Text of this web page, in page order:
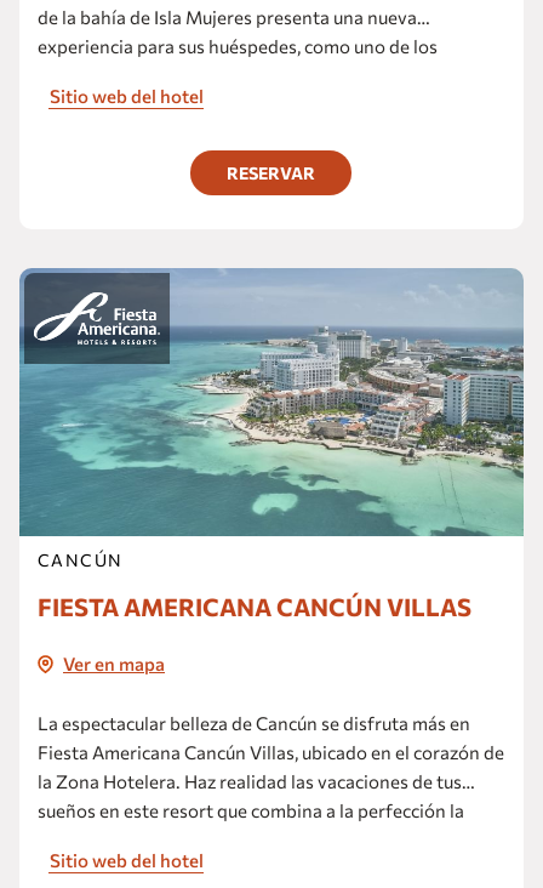
de la bahía de Isla Mujeres presenta una nueva
experiencia para sus huéspedes, como uno de los
bajo el nuevo concepto de marca, Infinite Luxury by
autor y servicio incomparable sólo que ahora combinado
con una vasta oferta de experiencias individuales.
Sitio web del hotel
RESERVAR
CANCÚN
FIESTA AMERICANA CANCÚN VILLAS
Ver en mapa
La espectacular belleza de Cancún se disfruta más en
Fiesta Americana Cancún Villas, ubicado en el corazón de
la Zona Hotelera. Haz realidad las vacaciones de tus
sueños en este resort que combina a la perfección la
espacios y un cálido servicio .
Sitio web del hotel